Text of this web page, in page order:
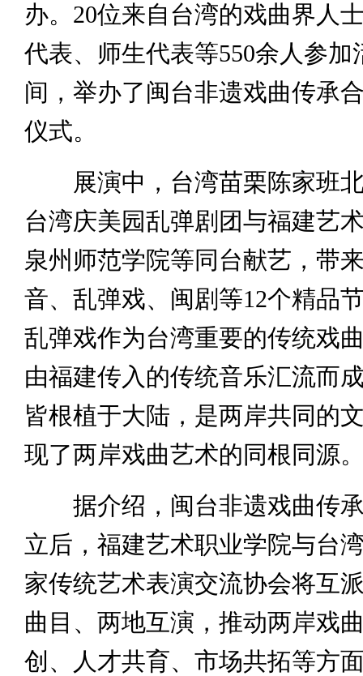
办。20位来自台湾的戏曲界人
代表、师生代表等550余人参加
间，举办了闽台非遗戏曲传承
仪式。
展演中，台湾苗栗陈家班北
台湾庆美园乱弹剧团与福建艺
泉州师范学院等同台献艺，带
音、乱弹戏、闽剧等12个精品
乱弹戏作为台湾重要的传统戏
由福建传入的传统音乐汇流而
皆根植于大陆，是两岸共同的
现了两岸戏曲艺术的同根同源
据介绍，闽台非遗戏曲传承
立后，福建艺术职业学院与台
家传统艺术表演交流协会将互
曲目、两地互演，推动两岸戏
创、人才共育、市场共拓等方